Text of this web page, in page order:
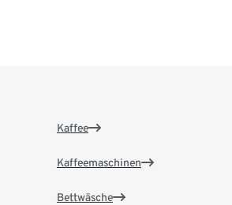
Kaffee
Kaffeemaschinen
Bettwäsche